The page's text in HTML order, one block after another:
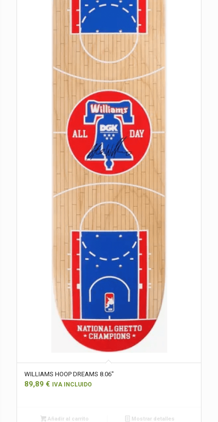
WILLIAMS HOOP DREAMS 8.06″
89,89 € IVA INCLUIDO
Añadir al carrito Mostrar detalles